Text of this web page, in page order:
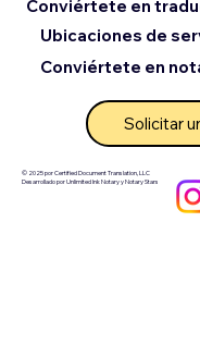
© 2025 por Certified Document Translation, LLC
Desarrollado por Unlimited Ink Notary y Notary Stars
Conviértete en
Ubicaciones de
Conviértete en
Solicitar